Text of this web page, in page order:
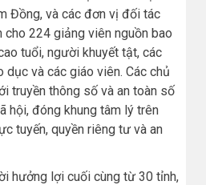
Đồng, và các đơn vị đối tác
cho 224 giảng viên nguồn bao
tuổi, người khuyết tật, các
dục và các giáo viên. Các chủ
truyền thông số và an toàn số
hội, đóng khung tâm lý trên
tuyến, quyền riêng tư và an
hưởng lợi cuối cùng từ 30 tỉnh,